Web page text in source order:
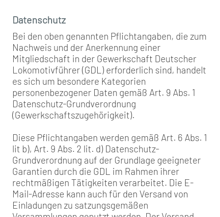
Datenschutz
Bei den oben genannten Pflichtangaben, die zum
Nachweis und der Anerkennung einer
Mitgliedschaft in der Gewerkschaft Deutscher
Lokomotivführer (GDL) erforderlich sind, handelt
es sich um besondere Kategorien
personenbezogener Daten gemäß Art. 9 Abs. 1
Datenschutz-Grundverordnung
(Gewerkschaftszugehörigkeit).
Diese Pflichtangaben werden gemäß Art. 6 Abs. 1
lit b), Art. 9 Abs. 2 lit. d) Datenschutz-
Grundverordnung auf der Grundlage geeigneter
Garantien durch die GDL im Rahmen ihrer
rechtmäßigen Tätigkeiten verarbeitet. Die E-
Mail-Adresse kann auch für den Versand von
Einladungen zu satzungsgemäßen